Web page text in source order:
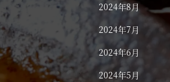
2024年8月
2024年7月
2024年6月
2024年5月